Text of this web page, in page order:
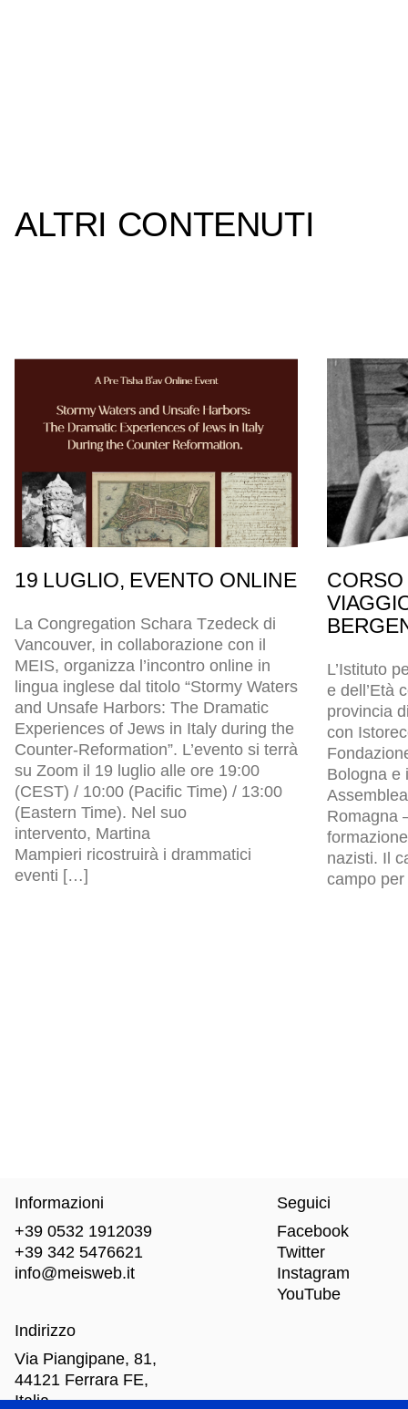
ALTRI CONTENUTI
19 LUGLIO, EVENTO ONLINE
La Congregation Schara Tzedeck di
Vancouver, in collaborazione con il
MEIS, organizza l’incontro online in
lingua inglese dal titolo “Stormy Waters
and Unsafe Harbors: The Dramatic
Experiences of Jews in Italy during the
Counter-Reformation”. L’evento si terrà
su Zoom il 19 luglio alle ore 19:00
(CEST) / 10:00 (Pacific Time) / 13:00
(Eastern Time). Nel suo
intervento, Martina
Mampieri ricostruirà i drammatici
eventi […]
L’Istituto
e dell’Età
provincia
con
Bologna e
Romagna
nazisti. Il
campo
Informazioni
+39 0532 1912039
+39 342 5476621
info@meisweb.it
Indirizzo
Via Piangipane, 81,
44121 Ferrara FE,
Italia
Seguici
Facebook
Twitter
Instagram
YouTube